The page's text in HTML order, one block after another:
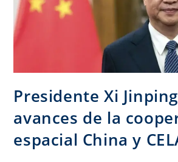
Presidente Xi
avances de la
espacial China y